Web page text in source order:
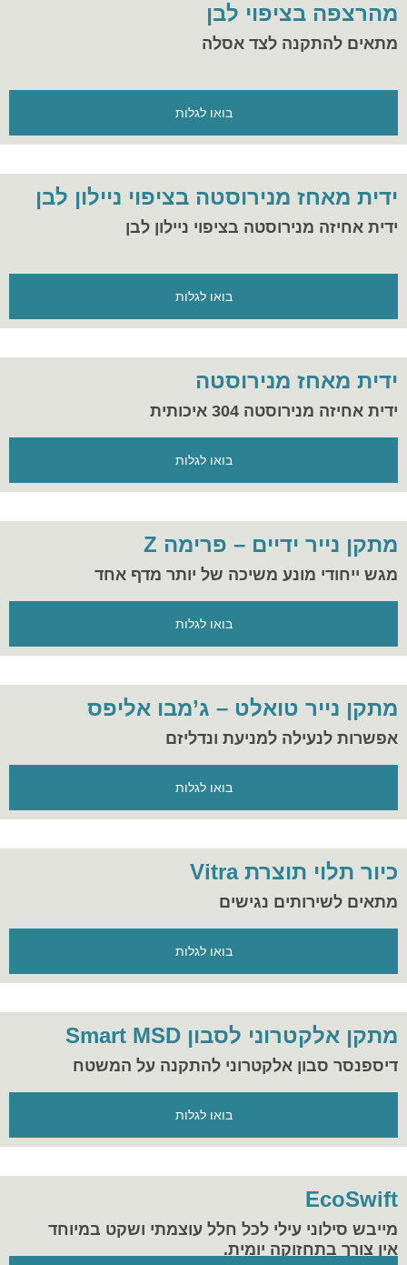
מהרצפה בציפוי לבן
מתאים להתקנה לצד אסלה
בואו לגלות
ידית מאחז מנירוסטה בציפוי ניילון לבן
ידית אחיזה מנירוסטה בציפוי ניילון לבן
בואו לגלות
ידית מאחז מנירוסטה
ידית אחיזה מנירוסטה 304 איכותית
בואו לגלות
מתקן נייר ידיים – פרימה Z
מגש ייחודי מונע משיכה של יותר מדף אחד
בואו לגלות
מתקן נייר טואלט – ג’מבו אליפס
אפשרות לנעילה למניעת ונדליזם
בואו לגלות
כיור תלוי תוצרת Vitra
מתאים לשירותים נגישים
בואו לגלות
מתקן אלקטרוני לסבון Smart MSD
דיספנסר סבון אלקטרוני להתקנה על המשטח
בואו לגלות
EcoSwift
מייבש סילוני עילי לכל חלל עוצמתי ושקט במיוחד
אין צורך בתחזוקה יומית.